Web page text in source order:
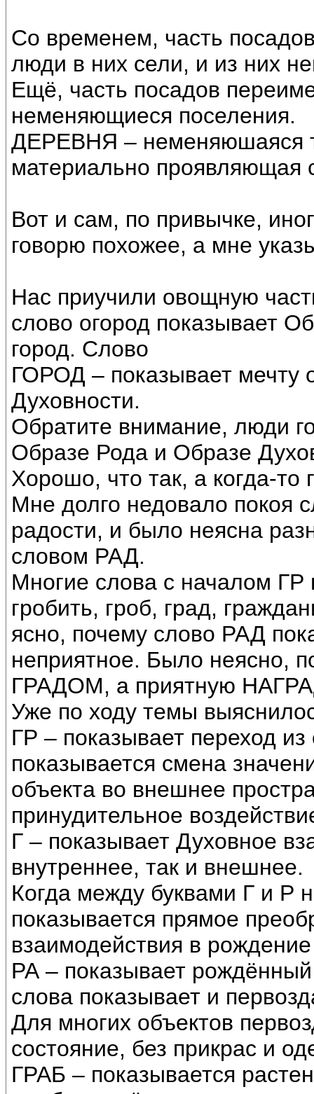
Со временем, часть
люди в них сели, и из них
Ещё, часть посадов
неменяющиеся поселения.
ДЕРЕВНЯ – неменяюшаяся
материально проявляющая
Вот и сам, по привычке,
говорю похожее, а мне
Нас приучили овощную
слово огород показывает
город. Слово
ГОРОД – показывает мечту
Духовности.
Обратите внимание, люди
Образе Рода и Образе
Хорошо, что так, а когда-
Мне долго недовало покоя
радости, и было неясна
словом РАД.
Многие слова с началом ГР
гробить, гроб, град,
ясно, почему слово РАД
неприятное. Было неясно,
ГРАДОМ, а приятную
Уже по ходу темы
ГР – показывает переход из
показывается смена
объекта во внешнее
принудительное
Г – показывает Духовное
внутреннее, так и внешнее.
Когда между буквами Г и Р
показывается прямое
взаимодействия в
РА – показывает
слова показывает и
Для многих объектов
состояние, без прикрас и
ГРАБ – показывается